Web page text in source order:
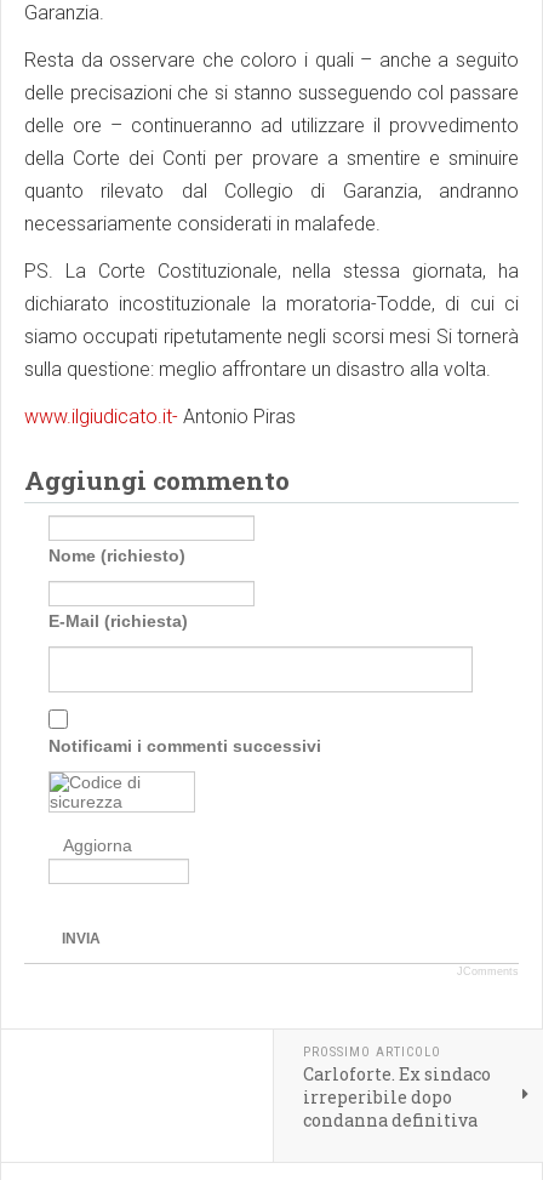
Garanzia.
Resta da osservare che coloro i quali – anche a seguito
delle precisazioni che si stanno susseguendo col passare
delle ore – continueranno ad utilizzare il provvedimento
della Corte dei Conti per provare a smentire e sminuire
quanto rilevato dal Collegio di Garanzia, andranno
necessariamente considerati in malafede.
PS. La Corte Costituzionale, nella stessa giornata, ha
dichiarato incostituzionale la moratoria-Todde, di cui ci
siamo occupati ripetutamente negli scorsi mesi Si tornerà
sulla questione: meglio affrontare un disastro alla volta.
www.ilgiudicato.it- Antonio Piras
Aggiungi commento
Nome (richiesto)
E-Mail (richiesta)
Notificami i commenti successivi
Aggiorna
INVIA
JComments
PROSSIMO ARTICOLO
Carloforte. Ex sindaco
irreperibile dopo
condanna definitiva